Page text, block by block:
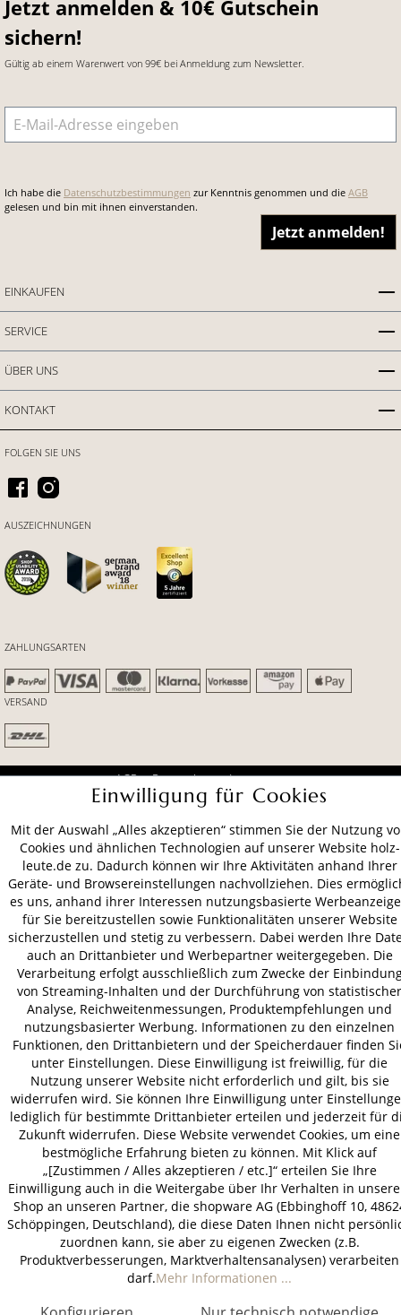
Jetzt anmelden & 10€ Gutschein
sichern!
Gültig ab einem Warenwert von 99€ bei Anmeldung zum Newsletter.
E-Mail-Adresse
Ich habe die Datenschutzbestimmungen zur Kenntnis genommen und die AGB
gelesen und bin mit ihnen einverstanden.
Jetzt anmelden!
EINKAUFEN
SERVICE
ÜBER UNS
KONTAKT
ZAHLUNGSARTEN
VERSAND
FOLGEN SIE UNS
AUSZEICHNUNGEN
AGB Datenschutz
Impressum
© 2026 HOLZ-LEUTE
* Alle Preise inkl. gesetzl. Mehrwertsteuer zzgl.Versandkosten.
Einwilligung für Cookies
Mit der Auswahl „Alles akzeptieren“ stimmen Sie der Nutzung
Cookies und ähnlichen Technologien auf unserer Website holz-
leute.de zu. Dadurch können wir Ihre Aktivitäten anhand Ihrer
Geräte- und Browsereinstellungen nachvollziehen. Dies
es uns, anhand ihrer Interessen nutzungsbasierte
für Sie bereitzustellen sowie Funktionalitäten unserer Website
sicherzustellen und stetig zu verbessern. Dabei werden Ihre
auch an Drittanbieter und Werbepartner weitergegeben. Die
Verarbeitung erfolgt ausschließlich zum Zwecke der
von Streaming-Inhalten und der Durchführung von statistischer
Analyse, Reichweitenmessungen, Produktempfehlungen und
nutzungsbasierter Werbung. Informationen zu den einzelnen
Funktionen, den Drittanbietern und der Speicherdauer finden
unter Einstellungen. Diese Einwilligung ist freiwillig, für die
Nutzung unserer Website nicht erforderlich und gilt, bis sie
widerrufen wird. Sie können Ihre Einwilligung unter
lediglich für bestimmte Drittanbieter erteilen und jederzeit für
Zukunft widerrufen. Diese Website verwendet Cookies, um eine
bestmögliche Erfahrung bieten zu können. Mit Klick auf
„[Zustimmen / Alles akzeptieren / etc.]“ erteilen Sie Ihre
Einwilligung auch in die Weitergabe über Ihr Verhalten in
Shop an unseren Partner, die shopware AG (Ebbinghoff 10,
Schöppingen, Deutschland), die diese Daten Ihnen nicht
zuordnen kann, sie aber zu eigenen Zwecken (z.B.
Produktverbesserungen, Marktverhaltensanalysen) verarbeiten
darf.Mehr Informationen ...